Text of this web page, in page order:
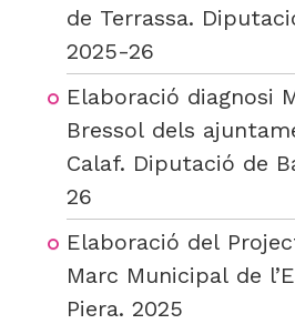
de Terrassa.
2025-26
Elaboració diagnosi
Bressol dels
Calaf. Diputació de
26
Elaboració del
Marc Municipal de
Piera. 2025